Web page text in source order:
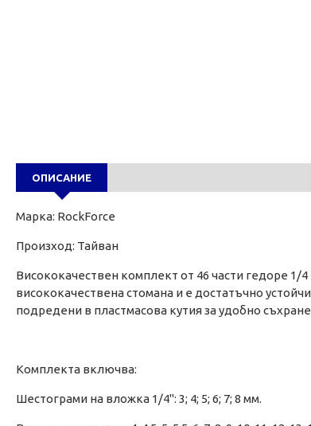
ОПИСАНИЕ
Марка: RockForce
Произход: Тайван
Висококачествен комплект от 46 части гедоре 1/
висококачествена стомана и е достатъчно
подредени в пластмасова кутия за удобно
Комплекта включва:
Шестограми на вложка 1/4": 3; 4; 5; 6; 7; 8 мм.